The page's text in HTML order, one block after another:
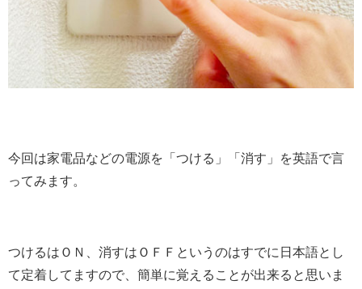
今回は家電品などの電源を 「つける」「消す 」を英語で言
ってみます。
つけるはＯＮ、消すはＯＦＦというのはすでに日本語とし
て定着してますので、簡単に覚えることが出来ると思いま